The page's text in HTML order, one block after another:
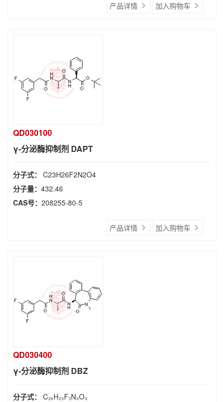
产品详情 加入购物车
QD030100
γ-分泌酶抑制剂 DAPT
分子式： C23H26F2N2O4
分子量： 432.46
CAS号： 208255-80-5
产品详情 加入购物车
QD030400
γ-分泌酶抑制剂 DBZ
分子式： C₂₆H₂₃F₂N₃O₃